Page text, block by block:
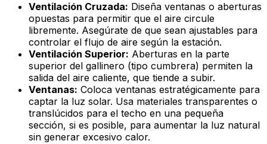
Ventilación Cruzada: Diseña ventanas o aberturas
opuestas para permitir que el aire circule
libremente. Asegúrate de que sean ajustables para
controlar el flujo de aire según la estación.
Ventilación Superior: Aberturas en la parte
superior del gallinero (tipo cumbrera) permiten la
salida del aire caliente, que tiende a subir.
Ventanas: Coloca ventanas estratégicamente para
captar la luz solar. Usa materiales transparentes o
translúcidos para el techo en una pequeña
sección, si es posible, para aumentar la luz natural
sin generar excesivo calor.